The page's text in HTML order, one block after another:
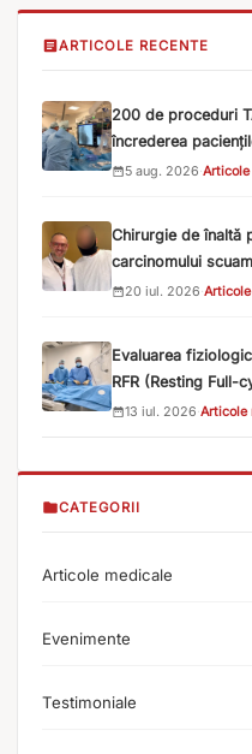
ARTICOLE RECENTE
200 de proceduri
încrederea
5 aug. 2026·
Chirurgie de înaltă
carcinomului
20 iul. 2026·
Evaluarea
RFR (Resting Full-
13 iul. 2026·Articole
CATEGORII
Articole medicale
Evenimente
Testimoniale